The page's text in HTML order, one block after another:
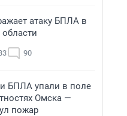
атаку БПЛА в
90
БПЛА упали в поле
Омска —
пожар